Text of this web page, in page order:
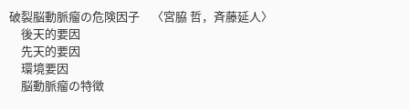
破裂脳動脈瘤の危険因子 〈宮脇 哲，斉藤延人〉
後天的要因
先天的要因
環境要因
脳動脈瘤の特徴